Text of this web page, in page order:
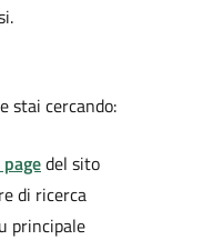
stai cercando:
del sito
di ricerca
principale